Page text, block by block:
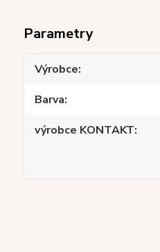
Parametry
Výrobce
Barva
výrobce KONTAKT